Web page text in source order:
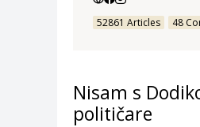
52861 Articles 48
Nisam s
političare